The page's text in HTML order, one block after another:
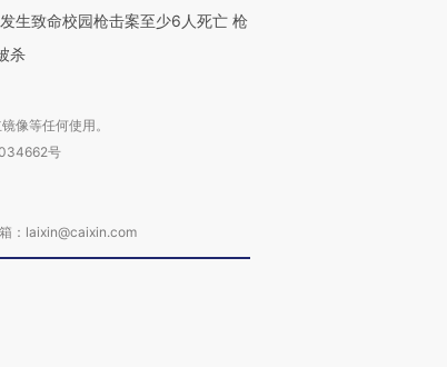
生致命校园枪击案至少6人死亡 枪
杀
像等任何使用。
号
：laixin@caixin.com